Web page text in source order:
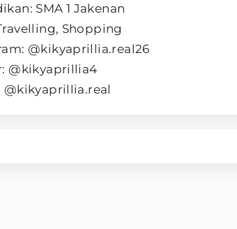
SMA 1 Jakenan
Shopping
@kikyaprillia.real26
@kikyaprillia4
@kikyaprillia.real